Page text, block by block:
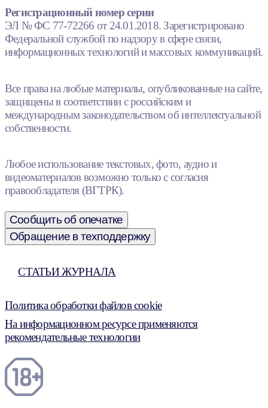
Регистрационный номер серии
ЭЛ № ФС 77-72266 от 24.01.2018. Зарегистрировано
Федеральной службой по надзору в сфере связи,
информационных технологий и массовых коммуникаций.
Все права на любые материалы, опубликованные на сайте,
защищены в соответствии с российским и
международным законодательством об интеллектуальной
собственности.
Любое использование текстовых, фото, аудио и
видеоматериалов возможно только с согласия
правообладателя (ВГТРК).
Сообщить об опечатке
Обращение в техподдержку
СТАТЬИ ЖУРНАЛА
Политика обработки файлов cookie
На информационном ресурсе применяются
рекомендательные технологии